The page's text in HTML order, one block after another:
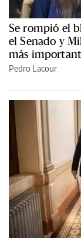
Se rompió el
el Senado y
más
Pedro Lacour